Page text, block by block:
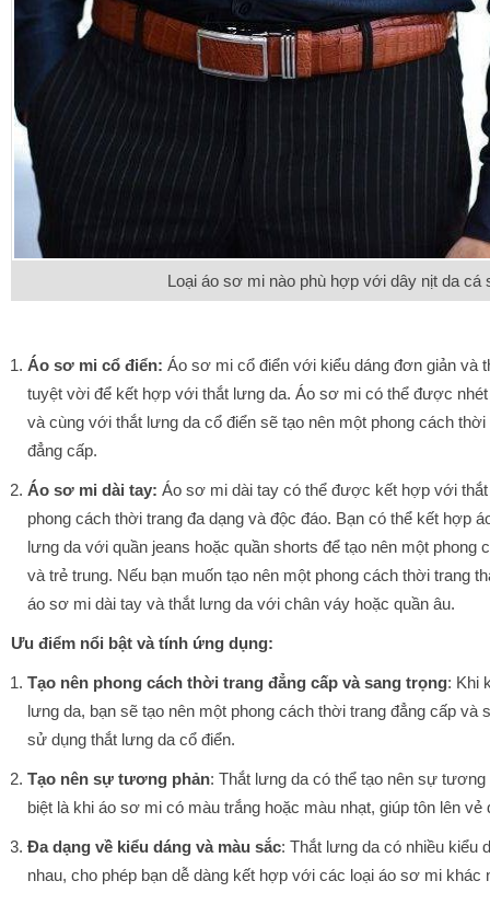
Loại áo sơ mi nào phù hợp với dây nịt da cá
Áo sơ mi cổ điển: Áo sơ mi cổ điển với kiểu dáng đơn giản và
tuyệt vời để kết hợp với thắt lưng da. Áo sơ mi có thể được nhét
và cùng với thắt lưng da cổ điển sẽ tạo nên một phong cách
đẳng cấp.
Áo sơ mi dài tay: Áo sơ mi dài tay có thể được kết hợp với
phong cách thời trang đa dạng và độc đáo. Bạn có thể kết hợp
lưng da với quần jeans hoặc quần shorts để tạo nên một phong
và trẻ trung. Nếu bạn muốn tạo nên một phong cách thời trang
áo sơ mi dài tay và thắt lưng da với chân váy hoặc quần âu.
Ưu điểm nổi bật và tính ứng dụng:
Tạo nên phong cách thời trang đẳng cấp và sang trọng: Khi
lưng da, bạn sẽ tạo nên một phong cách thời trang đẳng cấp và
sử dụng thắt lưng da cổ điển.
Tạo nên sự tương phản: Thắt lưng da có thể tạo nên sự
biệt là khi áo sơ mi có màu trắng hoặc màu nhạt, giúp tôn lên vẻ
Đa dạng về kiểu dáng và màu sắc: Thắt lưng da có nhiều kiểu
nhau, cho phép bạn dễ dàng kết hợp với các loại áo sơ mi khác